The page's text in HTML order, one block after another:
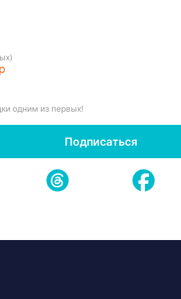
одним из первых!
Подписаться